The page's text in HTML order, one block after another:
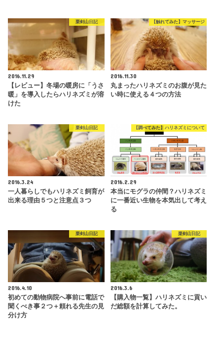
栗剣山日記
2016.11.29
【レビュー】冬場の暖房に「うさ
暖」を導入したらハリネズミが溶
けた
【触れてみた】マッサージ
2016.11.30
丸まったハリネズミのお腹が見た
い時に使える４つの方法
栗剣山日記
2016.3.24
一人暮らしでもハリネズミ飼育が
出来る理由５つと注意点３つ
【調べてみた】ハリネズミについて
2016.2.29
本当にモグラの仲間？ハリネズミ
に一番近い生物を本気出して考え
る
栗剣山日記
2016.4.10
初めての動物病院へ事前に電話で
聞くべき事２つ＋頼れる先生の見
分け方
栗剣山日記
2016.3.6
【購入物一覧】ハリネズミに貢い
だ総額を計算してみた。